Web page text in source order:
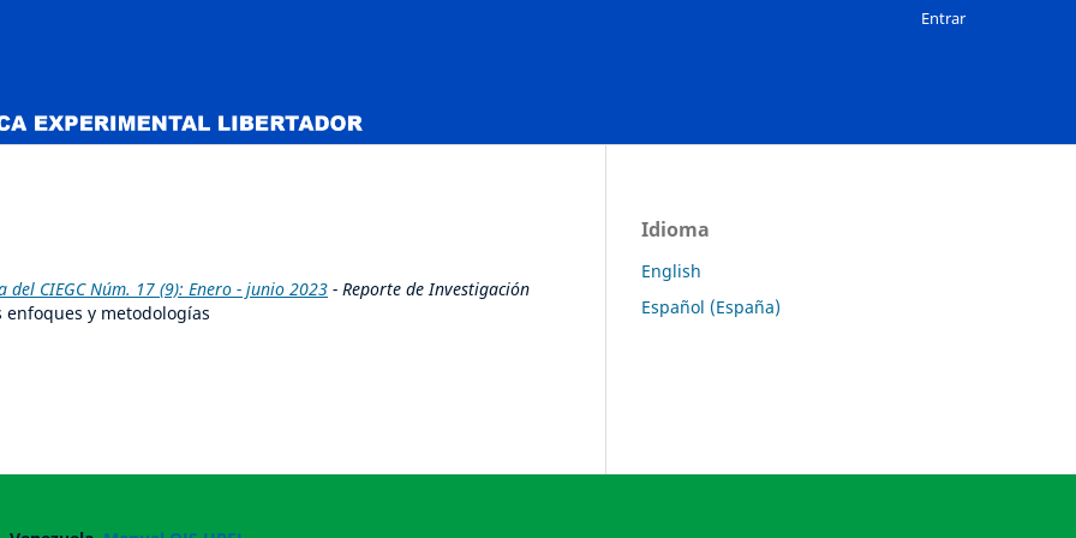
Entrar
CIEGC Núm. 17 (9): Enero - junio 2023 - Reporte de Investigación
y metodologías
Idioma
English
Español (España)